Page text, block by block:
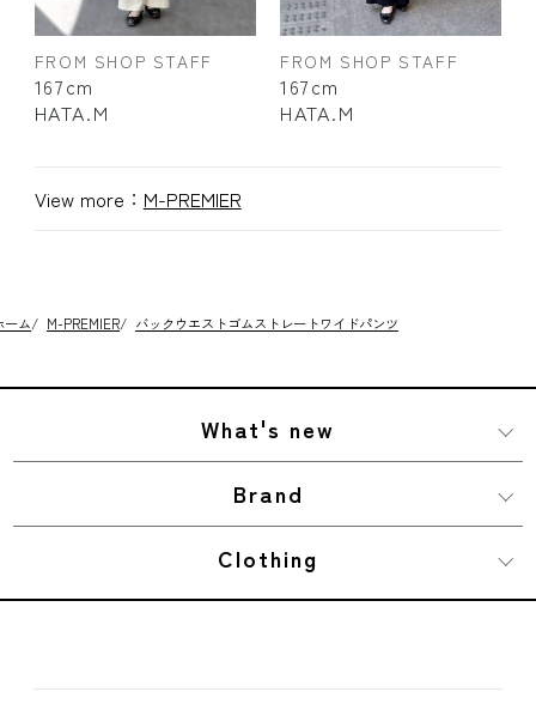
FROM SHOP STAFF
167cm
HATA.M
FROM SHOP STAFF
167cm
HATA.M
View more： M-PREMIER
ーム/ M-PREMIER/ バックウエストゴムストレートワイドパンツ
What's new
Brand
Clothing